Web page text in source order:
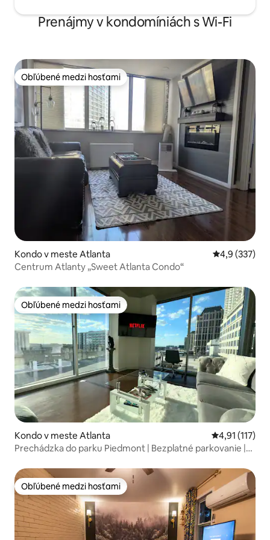
Prenájmy v kondomíniách s Wi-Fi
Obľúbené medzi hosťami
Obľúbené medzi hosťami
Kondo v meste Atlanta Priemerné
4,9 (337)
Centrum Atlanty „Sweet Atlanta Condo“
Obľúbené medzi hosťami
Obľúbené medzi hosťami
Kondo v meste Atlanta Priemerné
4,91 (117)
Prechádzka do parku Piedmont | Bezplatné parkovanie |
Obľúbené medzi hosťami
Obľúbené medzi hosťami